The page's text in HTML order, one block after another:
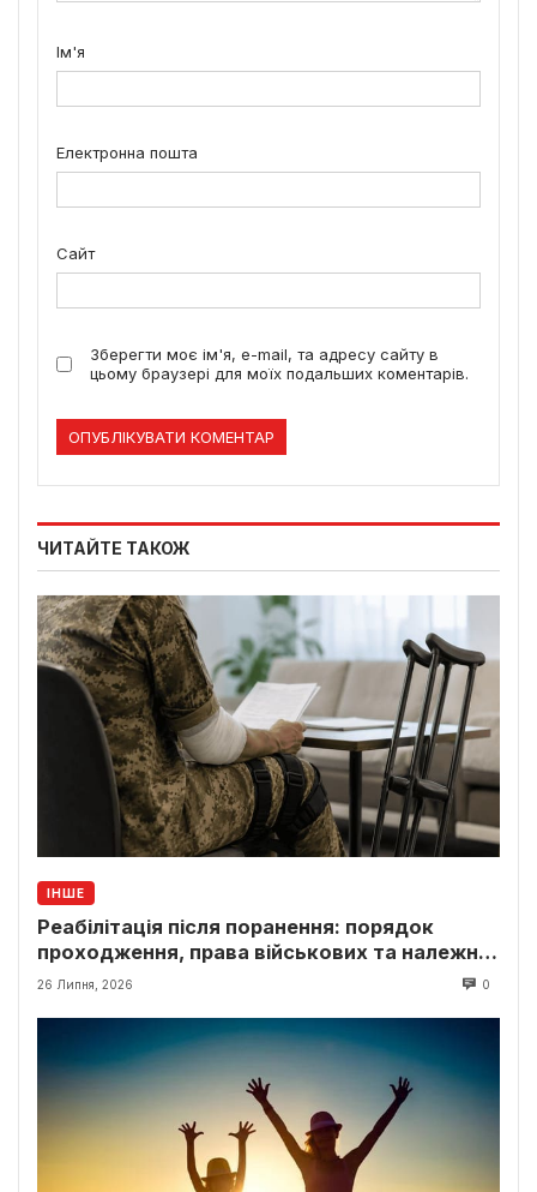
Ім'я
Електронна пошта
Сайт
Зберегти моє ім'я, e-mail, та адресу сайту в
цьому браузері для моїх подальших коментарів.
ЧИТАЙТЕ ТАКОЖ
ІНШЕ
Реабілітація після поранення: порядок
проходження, права військових та належні
виплати
26 Липня, 2026 0